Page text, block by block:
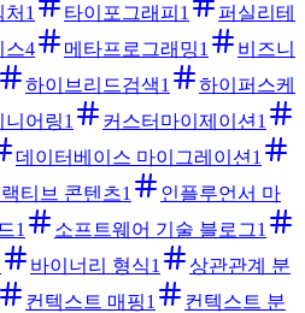
1 타이포그래피 1
퍼실리테
스4 메타프로그래밍1
비즈니
하이브리드검색1
하이퍼스케
니어링1 커스터마이제이션 1
데이터베이스 마이그레이션 1
티브 콘텐츠1
인플루언서 마
1 소프트웨어 기술 블로그1
바이너리 형식1
상관관계 분
컨텍스트 매핑1
컨텍스트 분